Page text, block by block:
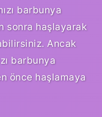
barbunya
sonra haşlayarak
Ancak
barbunya
önce haşlamaya